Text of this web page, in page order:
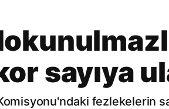
sayıya
fezlekelerin